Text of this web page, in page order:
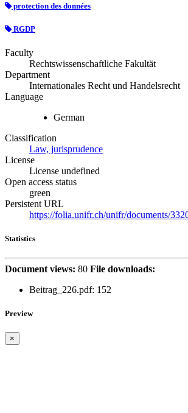
protection des données
RGDP
Faculty
Rechtswissenschaftliche Fakultät
Department
Internationales Recht und Handelsrecht
Language
German
Classification
Law, jurisprudence
License
License undefined
Open access status
green
Persistent URL
https://folia.unifr.ch/unifr/documents/
Statistics
Document views: 80 File downloads:
Beitrag_226.pdf: 152
Preview
×